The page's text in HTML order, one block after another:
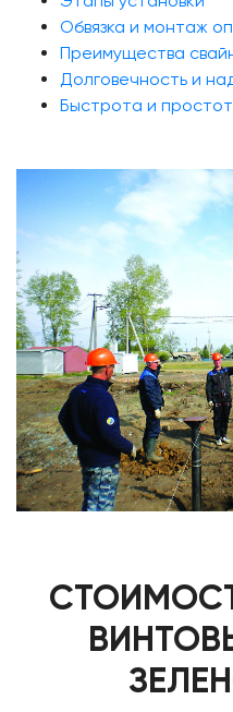
Обвязка и монтаж
Преимущества
Долговечность и
Быстрота и